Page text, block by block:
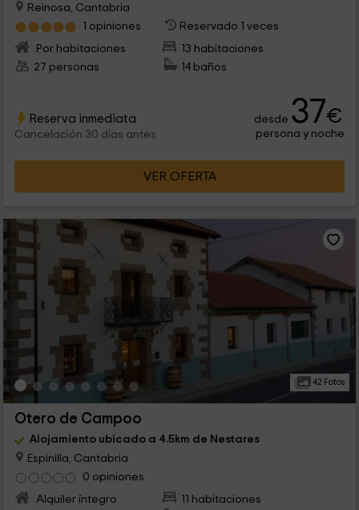
Reinosa, Cantabria
1 opiniones
Reservado 1 veces
Por habitaciones
13 habitaciones
27 personas
14 baños
Reserva inmediata
Cancelación 30 días antes
desde 37€
persona y noche
VER OFERTA
42 Fotos
Otero de Campoo
Alojamiento ubicado a 4.5km de Nestares
Espinilla, Cantabria
0 opiniones
Alquiler íntegro
11 habitaciones